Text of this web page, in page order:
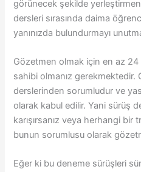
görünecek şekilde
dersleri sırasında daima
yanınızda bulundurmayı
Gözetmen olmak için en az 24
sahibi olmanız gerekmektedir.
derslerinden sorumludur ve
olarak kabul edilir. Yani sürüş
karışırsanız veya herhangi bir
bunun sorumlusu olarak
Eğer ki bu deneme sürüşleri